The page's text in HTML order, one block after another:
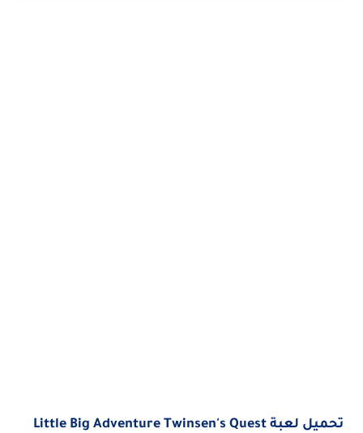
تحميل لعبة Little Big Adventure Twinsen's Quest